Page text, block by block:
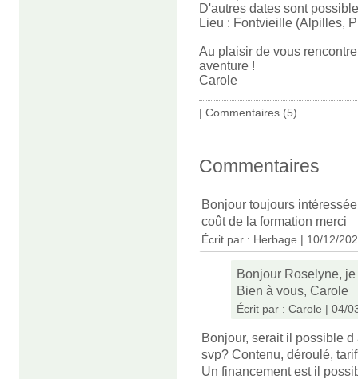
D'autres dates sont
Lieu : Fontvieille (Alpilles,
Au plaisir de vous
aventure !
Carole
| Commentaires (5)
Commentaires
Bonjour toujours
coût de la formation merci
Écrit par : Herbage | 10/12/
Bonjour Roselyne,
Bien à vous, Carole
Écrit par : Carole | 04/
Bonjour, serait il possible
svp? Contenu, déroulé,
Un financement est il